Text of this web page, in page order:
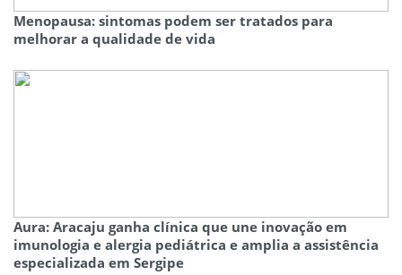
Menopausa: sintomas podem ser tratados para
melhorar a qualidade de vida
Aura: Aracaju ganha clínica que une inovação em
imunologia e alergia pediátrica e amplia a assistência
especializada em Sergipe